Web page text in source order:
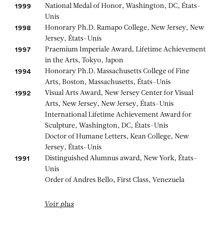
1999
National Medal of Honor, Washington, DC, États-
Unis
1998
Honorary Ph.D. Ramapo College, New Jersey, New
Jersey, États-Unis
1997
Praemium Imperiale Award, Lifetime Achievement
in the Arts, Tokyo, Japon
1994
Honorary Ph.D. Massachusetts College of Fine
Arts, Boston, Massachusetts, États-Unis
1992
Visual Arts Award, New Jersey Center for Visual
Arts, New Jersey, New Jersey, États-Unis
International Lifetime Achievement Award for
Sculpture, Washington, DC, États-Unis
Doctor of Humane Letters, Kean College, New
Jersey, États-Unis
1991
Distinguished Alumnus award, New York, États-
Unis
Order of Andres Bello, First Class, Venezuela
Voir plus